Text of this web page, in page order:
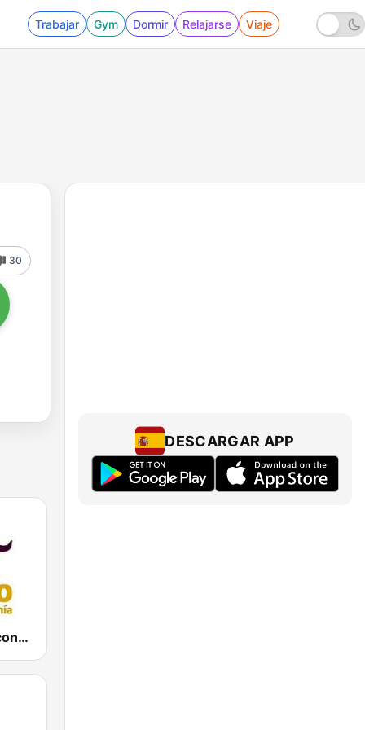
Trabajar Gym Dormir Relajarse Viaje
30
Radio Intereconomía Tenerife Sur
DESCARGAR APP